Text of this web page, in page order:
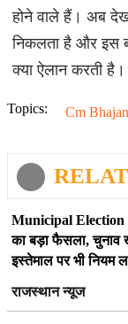
होने वाले हैं। अब
निकलता है और इस
क्या ऐलान करती है।
Topics: Cm
Municipal Election
का बड़ा फैसला, चुनाव
इस्तेमाल पर भी नियम
राजस्थान न्यूज